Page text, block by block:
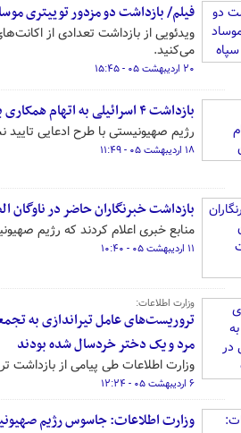
فیلم/ بازداشت دو مزدور توییتری
ویدئویی از بازداشت تعدادی از
می‌کنید.
۲۰ اردیبهشت ۰۵ - ۱۵:۴۵
بازداشت ۴ اسرائیلی به اتهام همکاری با ایران
رژیم صهیونیستی با طرح ادعایی تایید
۱۸ اردیبهشت ۰۵ - ۱۱:۴۹
بازداشت خبرنگاران حاضر در ناوگان
منابع خبری اعلام کردند که رژیم
۱۱ اردیبهشت ۰۵ - ۱۰:۴۰
وزارت اطلاعات:
تروریست‌های عامل تیراندازی به
مرد و یک دختر خردسال شده بودند
وزارت اطلاعات طی پیامی از بازداشت
۶ اردیبهشت ۰۵ - ۱۲:۲۴
وزارت اطلاعات: جاسوس رژیم صهیونیستی و ۱۵ عامل دشمن در ۵